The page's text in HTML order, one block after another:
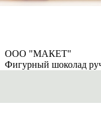
ООО "МАКЕТ"
Фигурный шоколад